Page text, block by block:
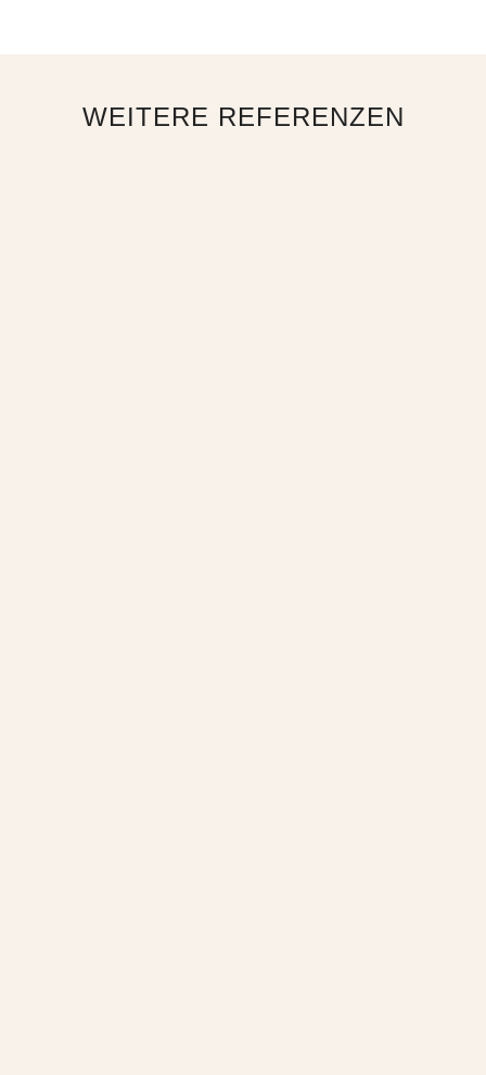
WEITERE REFERENZEN